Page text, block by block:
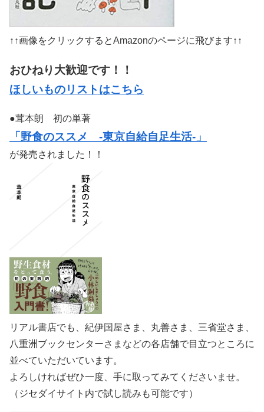
↑↑画像をクリックするとAmazonのページに飛びます↑↑
おひねり大歓迎です！！
ほしいものリストはこちら
●茸本朗 初の単著
「野食のススメ -東京自給自足生活-」
が発売されました！！
リアル書店でも、紀伊国屋さま、丸善さま、三省堂さま、
八重洲ブックセンターさまなどの各店舗で目立つところに
並べていただいています。
よろしければぜひ一度、手に取ってみてくださいませ。
（ジセダイサイト内で試し読みも可能です）